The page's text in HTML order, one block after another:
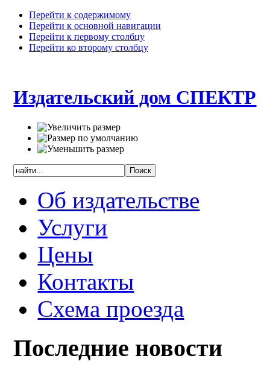
Перейти к содержимому
Перейти к основной навигации
Перейти к первому столбцу
Перейти ко второму столбцу
Издательский дом СПЕКТР
Об издательстве
Услуги
Цены
Контакты
Схема проезда
Последние новости